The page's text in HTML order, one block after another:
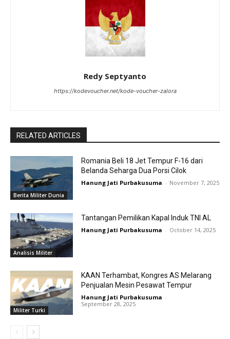
Redy Septyanto
https://kodevoucher.net/kode-voucher-zalora
RELATED ARTICLES
Berita Militer Dunia
Romania Beli 18 Jet Tempur F-16 dari
Belanda Seharga Dua Porsi Cilok
Hanung Jati Purbakusuma - November 7, 2025
Analisis Militer
Tantangan Pemilikan Kapal Induk TNI AL
Hanung Jati Purbakusuma - October 14, 2025
Militer Turki
KAAN Terhambat, Kongres AS Melarang
Penjualan Mesin Pesawat Tempur
Hanung Jati Purbakusuma -
September 28, 2025